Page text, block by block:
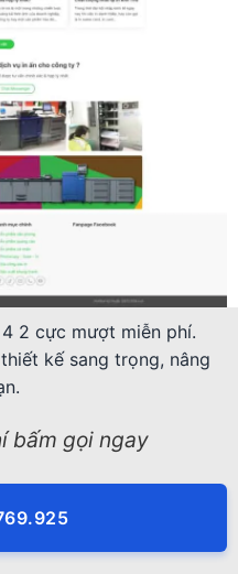
2 cực mượt miễn phí.
kế sang trọng, nâng
bấm gọi ngay